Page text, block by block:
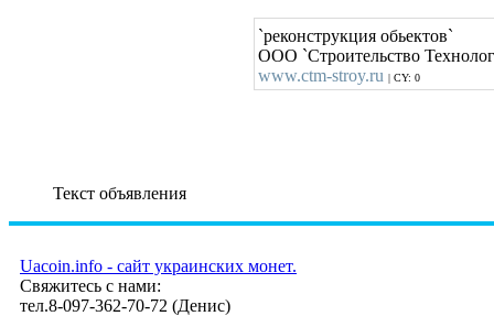
`реконструкция обьектов`
ООО `Строительство
www.ctm-stroy.ru | CY: 0
Текст объявления
Uacoin.info - сайт украинских монет.
Свяжитесь с нами:
тел.8-097-362-70-72 (Денис)